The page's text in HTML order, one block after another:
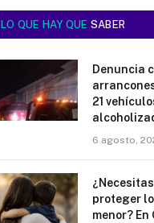
LO QUE HAY QUE SABER
Denuncia
21
6 agosto,
proteger
menor?